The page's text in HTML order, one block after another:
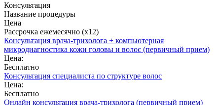
Консультация
Название процедуры
Цена
Рассрочка ежемесячно (x12)
Консультация врача-трихолога + компьютерная
микродиагностика кожи головы и волос (первичный прием)
Цена:
Бесплатно
Консультация специалиста по структуре волос
Цена:
Бесплатно
Онлайн консультация врача-трихолога (первичный прием)